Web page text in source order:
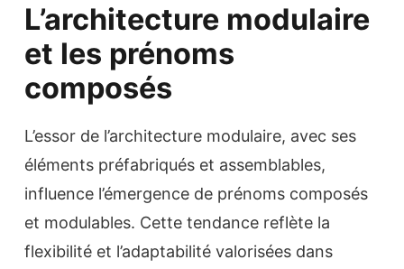
L’architecture modulaire
et les prénoms
composés
L’essor de l’architecture modulaire, avec ses
éléments préfabriqués et assemblables,
influence l’émergence de prénoms composés
et modulables. Cette tendance reflète la
flexibilité et l’adaptabilité valorisées dans